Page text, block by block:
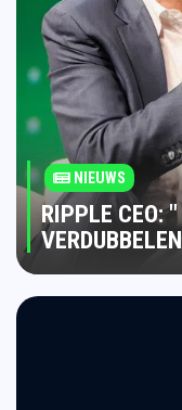
NIEUWS
RIPPLE CEO: